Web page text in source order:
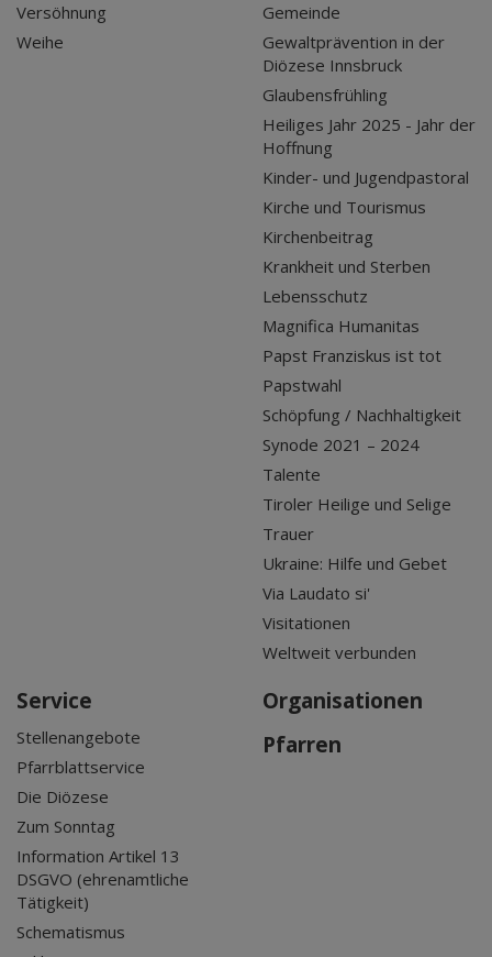
Versöhnung
Weihe
Gemeinde
Gewaltprävention in der
Diözese Innsbruck
Glaubensfrühling
Heiliges Jahr 2025 - Jahr der
Hoffnung
Kinder- und Jugendpastoral
Kirche und Tourismus
Kirchenbeitrag
Krankheit und Sterben
Lebensschutz
Magnifica Humanitas
Papst Franziskus ist tot
Papstwahl
Schöpfung / Nachhaltigkeit
Synode 2021 – 2024
Talente
Tiroler Heilige und Selige
Trauer
Ukraine: Hilfe und Gebet
Via Laudato si'
Visitationen
Weltweit verbunden
Service
Stellenangebote
Pfarrblattservice
Die Diözese
Zum Sonntag
Information Artikel 13
DSGVO (ehrenamtliche
Tätigkeit)
Schematismus
Organisationen
Pfarren